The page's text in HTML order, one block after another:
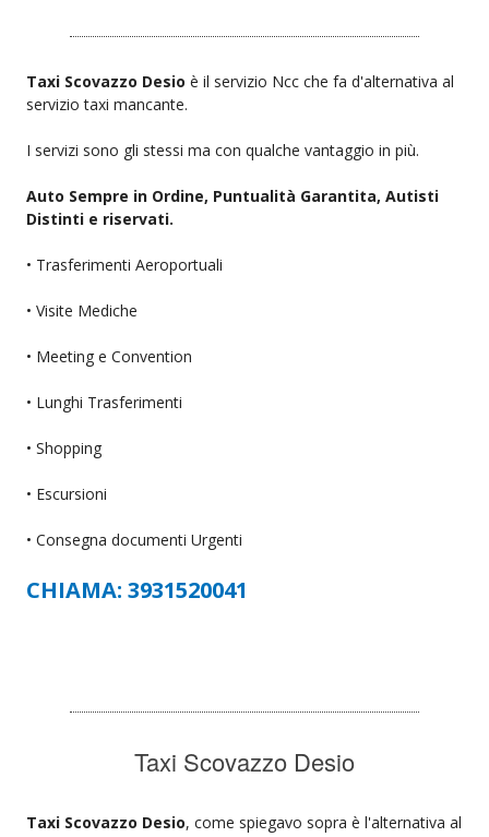
Taxi Scovazzo Desio è il servizio Ncc che fa d'alternativa al
servizio taxi mancante.
I servizi sono gli stessi ma con qualche vantaggio in più.
Auto Sempre in Ordine, Puntualità Garantita, Autisti
Distinti e riservati.
• Trasferimenti Aeroportuali
• Visite Mediche
• Meeting e Convention
• Lunghi Trasferimenti
• Shopping
• Escursioni
• Consegna documenti Urgenti
CHIAMA: 3931520041
Taxi Scovazzo Desio
Taxi Scovazzo Desio, come spiegavo sopra è l'alternativa al